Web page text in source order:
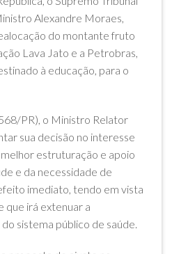
Alexandre Moraes,
do montante fruto
Lava Jato e a Petrobras,
à educação, para o
PR), o Ministro Relator
sua decisão no interesse
estruturação e apoio
e da necessidade de
imediato, tendo em vista
que irá extenuar a
sistema público de saúde.